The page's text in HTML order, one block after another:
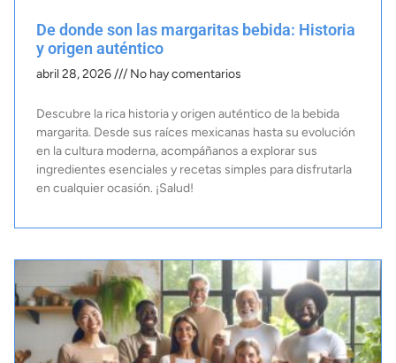
De donde son las margaritas bebida: Historia
y origen auténtico
abril 28, 2026 No hay comentarios
Descubre la rica historia y origen auténtico de la bebida
margarita. Desde sus raíces mexicanas hasta su evolución
en la cultura moderna, acompáñanos a explorar sus
ingredientes esenciales y recetas simples para disfrutarla
en cualquier ocasión. ¡Salud!